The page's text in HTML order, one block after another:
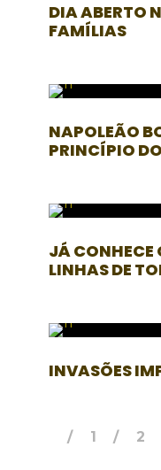
DIA ABERTO
FAMÍLIAS
NAPOLEÃO
PRINCÍPIO
JÁ CONHECE
LINHAS DE
INVASÕES
1 2